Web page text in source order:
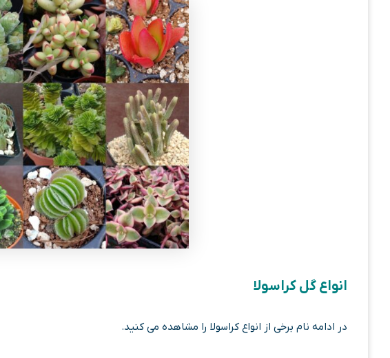
انواع گل کراسولا
در ادامه نام برخی از انواع کراسولا را مشاهده می کنید.